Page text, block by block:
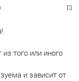
того или иного
и зависит от